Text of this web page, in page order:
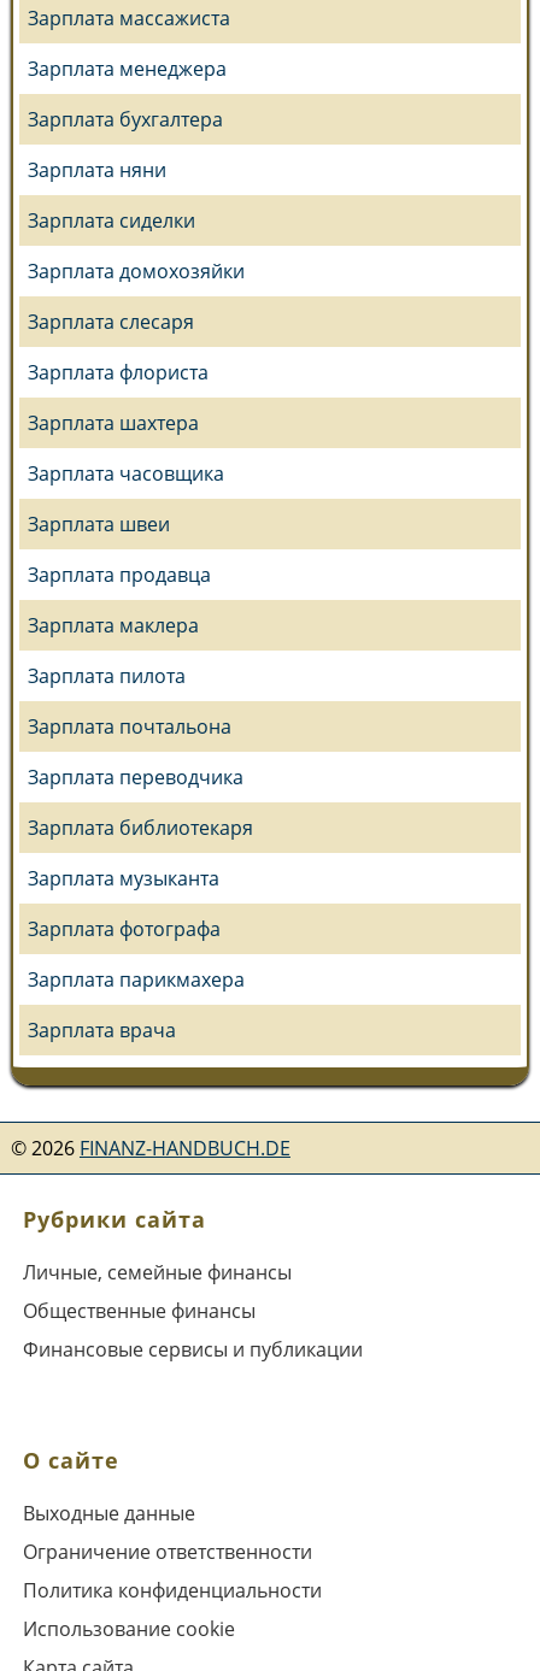
Зарплата массажиста
Зарплата менеджера
Зарплата бухгалтера
Зарплата няни
Зарплата сиделки
Зарплата домохозяйки
Зарплата слесаря
Зарплата флориста
Зарплата шахтера
Зарплата часовщика
Зарплата швеи
Зарплата продавца
Зарплата маклера
Зарплата пилота
Зарплата почтальона
Зарплата переводчика
Зарплата библиотекаря
Зарплата музыканта
Зарплата фотографа
Зарплата парикмахера
Зарплата врача
©2026 FINANZ-HANDBUCH.DE
Рубрики сайта
Личные, семейные финансы
Общественные финансы
Финансовые сервисы и публикации
О сайте
Выходные данные
Ограничение ответственности
Политика конфиденциальности
Использование cookie